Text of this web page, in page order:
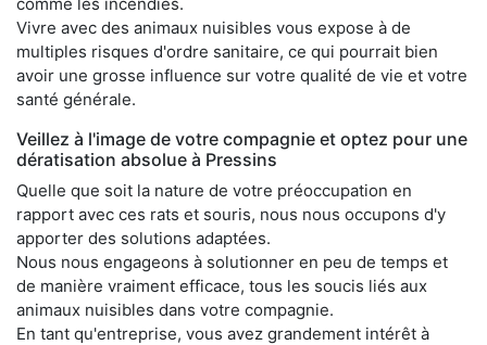
Vivre avec des animaux nuisibles vous expose à de
multiples risques d'ordre sanitaire, ce qui pourrait bien
avoir une grosse influence sur votre qualité de vie et votre
santé générale.
Veillez à l'image de votre compagnie et optez pour une
dératisation absolue à Pressins
Quelle que soit la nature de votre préoccupation en
rapport avec ces rats et souris, nous nous occupons d'y
apporter des solutions adaptées.
Nous nous engageons à solutionner en peu de temps et
de manière vraiment efficace, tous les soucis liés aux
animaux nuisibles dans votre compagnie.
En tant qu'entreprise, vous avez grandement intérêt à